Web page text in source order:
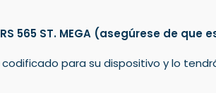
565 ST. MEGA (asegúrese de que
para su dispositivo y lo